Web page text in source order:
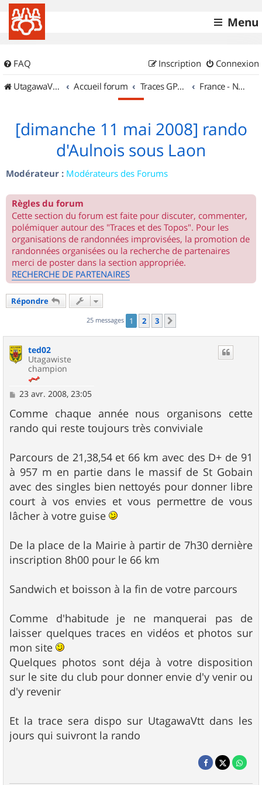
Menu
FAQ Connexion
Inscription
UtagawaVTT (Randos VTT et VTTAE avec traces GPS)
Accueil forum Traces GPS de randos VTT France - Nord Est
[dimanche 11 mai 2008] rando
d'Aulnois sous Laon
Modérateur : Modérateurs des Forums
Règles du forum
Cette section du forum est faite pour discuter, commenter,
polémiquer autour des "Traces et des Topos". Pour les
organisations de randonnées improvisées, la promotion de
randonnées organisées ou la recherche de partenaires
merci de poster dans la section appropriée.
RECHERCHE DE PARTENAIRES
Répondre
25 messages 1 2 3
ted02
Utagawiste
champion
M
s
s
a
23 avr. 2008, 23:05
Comme chaque année nous organisons cette
rando qui reste toujours très conviviale
Parcours de 21,38,54 et 66 km avec des D+ de 91
à 957 m en partie dans le massif de St Gobain
avec des singles bien nettoyés pour donner libre
court à vos envies et vous permettre de vous
lâcher à votre guise
De la place de la Mairie à partir de 7h30 dernière
inscription 8h00 pour le 66 km
Sandwich et boisson à la fin de votre parcours
Comme d'habitude je ne manquerai pas de
laisser quelques traces en vidéos et photos sur
mon site
Quelques photos sont déja à votre disposition
sur le site du club pour donner envie d'y venir ou
d'y revenir
Et la trace sera dispo sur UtagawaVtt dans les
jours qui suivront la rando